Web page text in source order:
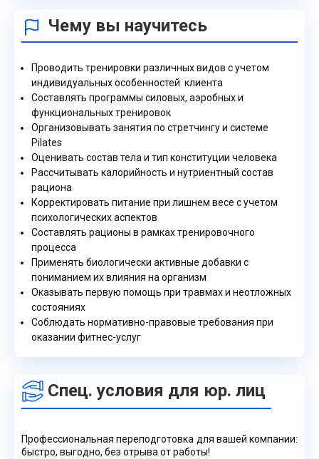
Чему вы научитесь
Проводить тренировки различных видов с учетом
индивидуальных особенностей клиента
Составлять программы силовых, аэробных и
функциональных тренировок
Организовывать занятия по стретчингу и системе
Pilates
Оценивать состав тела и тип конституции человека
Рассчитывать калорийность и нутриентный состав
рациона
Корректировать питание при лишнем весе с учетом
психологических аспектов
Составлять рационы в рамках тренировочного
процесса
Применять биологически активные добавки с
пониманием их влияния на организм
Оказывать первую помощь при травмах и неотложных
состояниях
Соблюдать нормативно-правовые требования при
оказании фитнес-услуг
Спец. условия для юр. лиц
Профессиональная переподготовка для вашей компании:
быстро, выгодно, без отрыва от работы!